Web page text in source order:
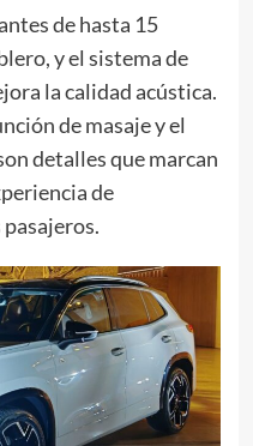
de hasta 15
y el sistema de
la calidad acústica.
de masaje y el
detalles que marcan
de